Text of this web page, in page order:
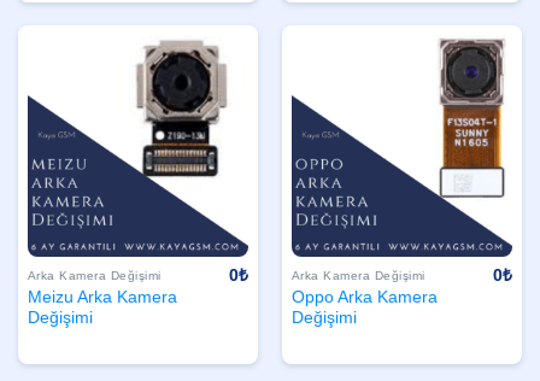
Arka Kamera Değişimi
Meizu Arka Kamera
Değişimi
0₺ Arka Kamera Değişimi
Oppo Arka Kamera
Değişimi
0₺